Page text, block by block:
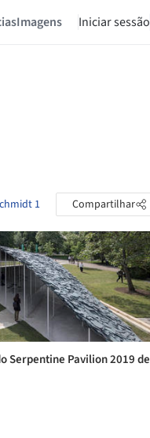
Imagens Iniciar sessão
1 Compartilhar
Serpentine Pavilion 2019 de